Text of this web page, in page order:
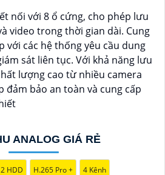
một số tư vấn và giới thiệu về
An Ninh Chính Hãng mà bạn có
C6CN**: - Camera IP PTZ
rộng. - Độ phân giải Full HD
dây WiFi. - Tích hợp công
minh. - Phù hợp để theo dõi
DS-2CD1021-I**: - Camera IP
kiệm băng thông. - Độ phân giải
trợ chống ngược sáng kỹ thuật
nối với 8 ổ cứng, cho phép lưu
video trong thời gian dài. Cung
với các hệ thống yêu cầu dung
sát liên tục. Với khả năng lưu
lượng cao từ nhiều camera
đảm bảo an toàn và cung cấp
ANALOG GIÁ RẺ
2 HDD H.265 Pro + 4 Kênh